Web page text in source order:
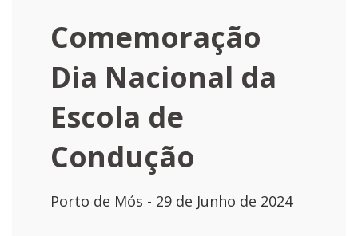
Comemoração
Dia Nacional da
Escola de
Condução
Porto de Mós - 29 de Junho de 2024